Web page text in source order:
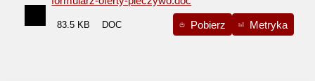
83.5 KB Pobierz Metryka